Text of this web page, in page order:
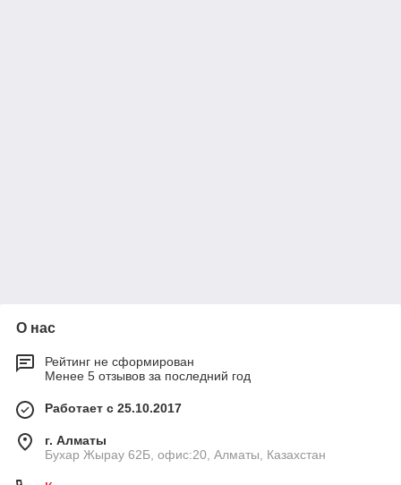
О нас
Рейтинг не сформирован
Менее 5 отзывов за последний год
Работает с 25.10.2017
г. Алматы
Бухар Жырау 62Б, офис:20, Алматы, Казахстан